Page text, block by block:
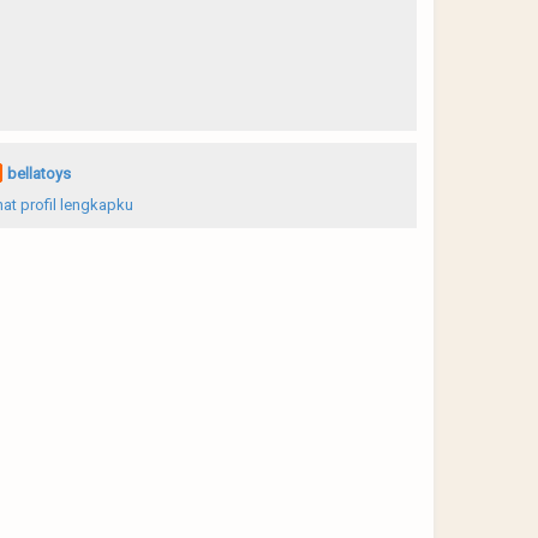
bellatoys
profil lengkapku